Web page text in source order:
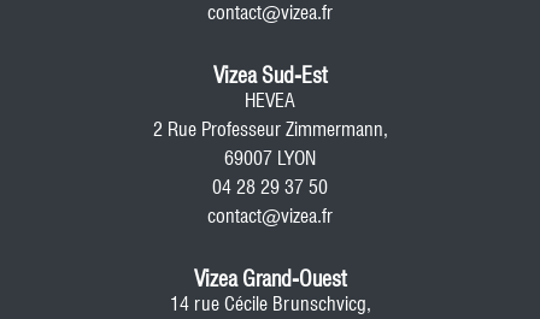
contact@vizea.fr
Vizea Sud-Est
HEVEA
2 Rue Professeur Zimmermann,
69007 LYON
04 28 29 37 50
contact@vizea.fr
Vizea Grand-Ouest
14 rue Cécile Brunschvicg,